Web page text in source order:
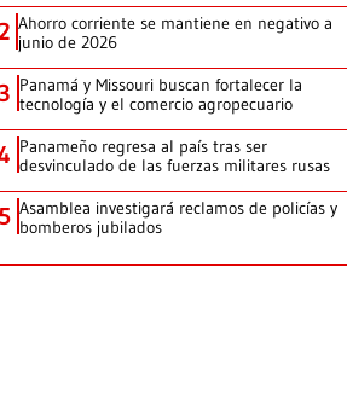
2 Ahorro corriente se mantiene en negativo a
junio de 2026
3 Panamá y Missouri buscan fortalecer la
tecnología y el comercio agropecuario
Panameño regresa al país tras ser
desvinculado de las fuerzas militares rusas
5 Asamblea investigará reclamos de policías y
bomberos jubilados